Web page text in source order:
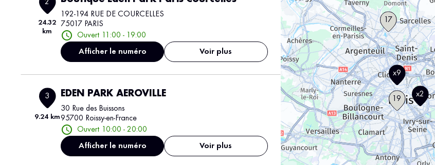
2
24.32
km
192-194 RUE DE COURCELLES
75017 PARIS
Ouvert 11:00 - 19:00
Afficher le numéro
Voir plus
3
9.24 km
EDEN PARK AEROVILLE
30 Rue des Buissons
95700 Roissy-en-France
Ouvert 10:00 - 20:00
Afficher le numéro
Voir plus
17
19
x2
x9